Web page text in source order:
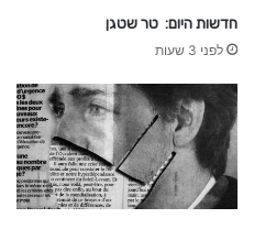
חדשות היום: טר שטגן
לפני 3 שעות